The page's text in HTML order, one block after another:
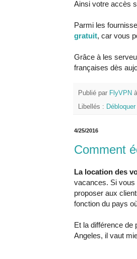
Ainsi votre accès
Parmi les
gratuit, car vous
Grâce à les
françaises dès
Publié par FlyVPN
Libellés :
4/25/2016
Comment
La location des
vacances. Si vous
proposer aux
fonction du pays
Et la différence de
Angeles, il vaut